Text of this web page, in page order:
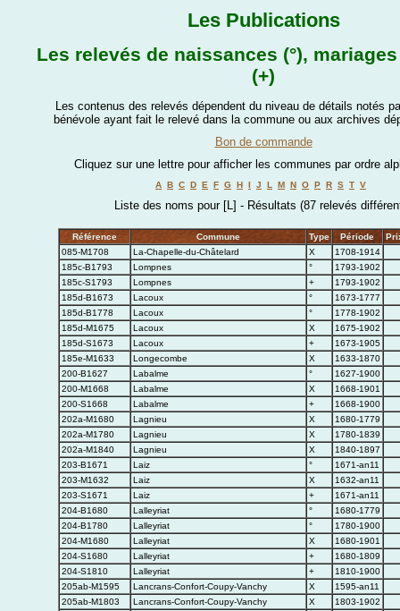
Les Publications
Les relevés de naissances (°),
(+)
Les contenus des relevés dépendent du niveau de détails notés
bénévole ayant fait le relevé dans la commune ou aux archives
Bon de commande
Cliquez sur une lettre pour afficher les communes par ordre
A B C D E F G H I J L M N O P R S T V
Liste des noms pour [L] - Résultats (87 relevés
Référence Commune Type Période
085-M1708
La-Chapelle-du-Châtelard X
1708-1914
185c-B1793
Lompnes °
1793-1902
185c-S1793
Lompnes +
1793-1902
185d-B1673
Lacoux °
1673-1777
185d-B1778
Lacoux °
1778-1902
185d-M1675
Lacoux X
1675-1902
185d-S1673
Lacoux +
1673-1905
185e-M1633
Longecombe X
1633-1870
200-B1627
Labalme °
1627-1900
200-M1668
Labalme X
1668-1901
200-S1668
Labalme +
1668-1900
202a-M1680
Lagnieu X
1680-1779
202a-M1780
Lagnieu X
1780-1839
202a-M1840
Lagnieu X
1840-1897
203-B1671
Laiz °
1671-an11
203-M1632
Laiz X
1632-an11
203-S1671
Laiz +
1671-an11
204-B1680
Lalleyriat °
1680-1779
204-B1780
Lalleyriat °
1780-1900
204-M1680
Lalleyriat X
1680-1901
204-S1680
Lalleyriat +
1680-1809
204-S1810
Lalleyriat +
1810-1900
205ab-M1595
Lancrans-Confort-Coupy-Vanchy X
1595-an11
205ab-M1803
Lancrans-Confort-Coupy-Vanchy X
1803-1902